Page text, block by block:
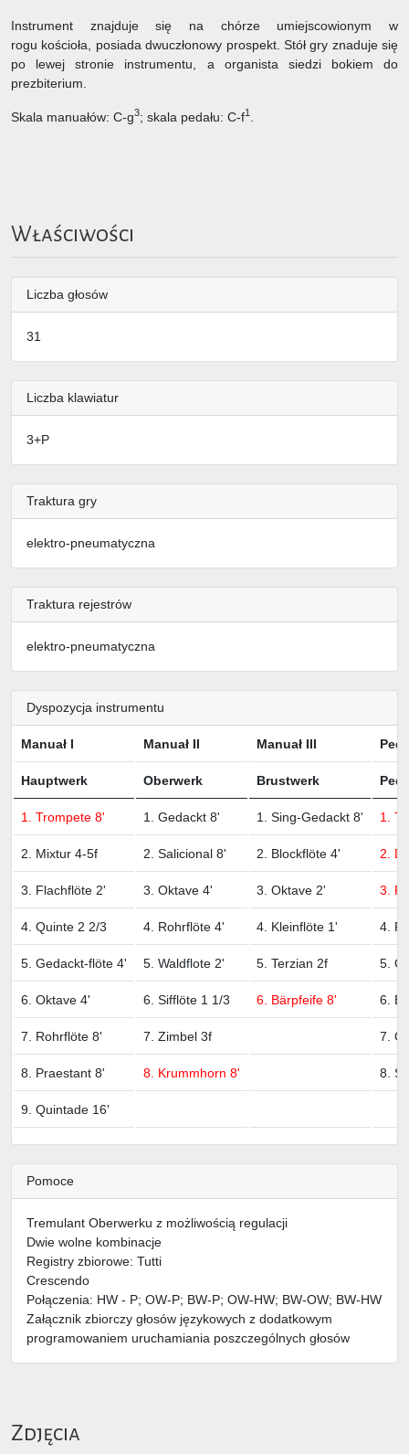
Instrument znajduje się na chórze umiejscowionym w
rogu kościoła, posiada dwuczłonowy prospekt. Stół gry znaduje się
po lewej stronie instrumentu, a organista siedzi bokiem do
prezbiterium.
Skala manuałów: C-g3; skala pedału: C-f1
Właściwości
Liczba głosów
31
Liczba klawiatur
3+P
Traktura gry
elektro-pneumatyczna
Traktura rejestrów
elektro-pneumatyczna
Dyspozycja instrumentu
Manuał I Manuał II Manuał III
Hauptwerk Oberwerk Brustwerk
1. Trompete 8' 1. Gedackt 8' 1. Sing-Gedackt 8' 1.
2. Mixtur 4-5f 2. Salicional 8' 2. Blockflöte 4' 2.
3. Flachflöte 2' 3. Oktave 4' 3. Oktave 2' 3.
4. Quinte 2 2/3 4. Rohrflöte 4' 4. Kleinflöte 1' 4.
5. Gedackt-flöte 4' 5. Waldflote 2' 5. Terzian 2f 5.
6. Oktave 4' 6. Sifflöte 1 1/3 6. Bärpfeife 8' 6.
7. Rohrflöte 8' 7. Zimbel 3f 7.
8. Praestant 8' 8. Krummhorn 8' 8.
9. Quintade 16'
Pomoce
Tremulant Oberwerku z możliwością regulacji
Dwie wolne kombinacje
Registry zbiorowe: Tutti
Crescendo
Połączenia: HW - P; OW-P; BW-P; OW-HW; BW-OW; BW-HW
Załącznik zbiorczy głosów językowych z dodatkowym
programowaniem uruchamiania poszczególnych głosów
Zdjęcia